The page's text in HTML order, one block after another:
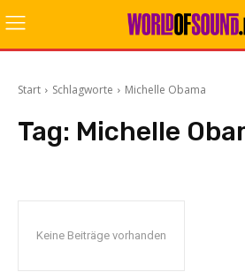
Start Schlagworte Michelle Obama
Tag: Michelle
Keine Beiträge vorhanden